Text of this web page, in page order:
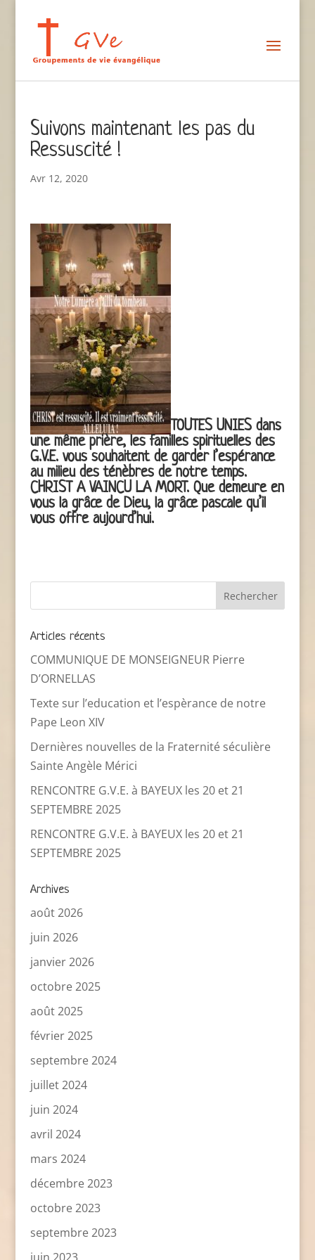
Suivons maintenant les pas du
Ressuscité !
Avr 12, 2020
TOUTES UNIES dans
une même prière, les familles spirituelles des
G.V.E. vous souhaitent de garder l’espérance
au milieu des ténèbres de notre temps.
CHRIST A VAINCU LA MORT. Que demeure en
vous la grâce de Dieu, la grâce pascale qu’il
vous offre aujourd’hui.
Articles récents
COMMUNIQUE DE MONSEIGNEUR Pierre
D’ORNELLAS
Texte sur l’education et l’espèrance de notre
Pape Leon XIV
Dernières nouvelles de la Fraternité séculière
Sainte Angèle Mérici
RENCONTRE G.V.E. à BAYEUX les 20 et 21
SEPTEMBRE 2025
RENCONTRE G.V.E. à BAYEUX les 20 et 21
SEPTEMBRE 2025
Archives
août 2026
juin 2026
janvier 2026
octobre 2025
août 2025
février 2025
septembre 2024
juillet 2024
juin 2024
avril 2024
mars 2024
décembre 2023
octobre 2023
septembre 2023